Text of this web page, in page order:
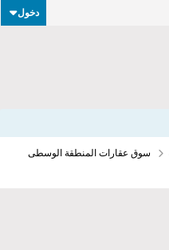
دخول
سوق عقارات المنطقة الوسطى